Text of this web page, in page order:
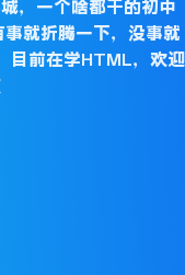
，一个啥都干的初中
就折腾一下，没事就
目前在学HTML，欢迎